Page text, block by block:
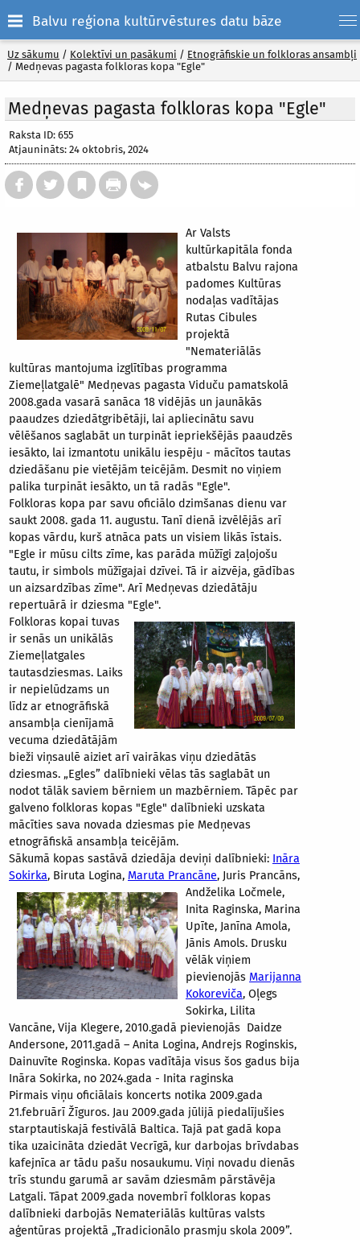
Balvu reģiona kultūrvēstures datu bāze
Uz sākumu / Kolektīvi un pasākumi / Etnogrāfiskie un folkloras ansambļi
/ Medņevas pagasta folkloras kopa "Egle"
Medņevas pagasta folkloras kopa "Egle"
Raksta ID: 655
Atjaunināts: 24 oktobris, 2024
Ar Valsts
kultūrkapitāla fonda
atbalstu Balvu rajona
padomes Kultūras
nodaļas vadītājas
Rutas Cibules
projektā
"Nemateriālās
kultūras mantojuma izglītības programma
Ziemeļlatgalē" Medņevas pagasta Viduču pamatskolā
2008.gada vasarā sanāca 18 vidējās un jaunākās
paaudzes dziedātgribētāji, lai apliecinātu savu
vēlēšanos saglabāt un turpināt iepriekšējās paaudzēs
iesākto, lai izmantotu unikālu iespēju - mācītos tautas
dziedāšanu pie vietējām teicējām. Desmit no viņiem
palika turpināt iesākto, un tā radās "Egle".
Folkloras kopa par savu oficiālo dzimšanas dienu var
saukt 2008. gada 11. augustu. Tanī dienā izvēlējās arī
kopas vārdu, kurš atnāca pats un visiem likās īstais.
"Egle ir mūsu cilts zīme, kas parāda mūžīgi zaļojošu
tautu, ir simbols mūžīgajai dzīvei. Tā ir aizvēja, gādības
un aizsardzības zīme". Arī Medņevas dziedātāju
repertuārā ir dziesma "Egle".
Folkloras kopai tuvas
ir senās un unikālās
Ziemeļlatgales
tautasdziesmas. Laiks
ir nepielūdzams un
līdz ar etnogrāfiskā
ansambļa cienījamā
vecuma dziedātājām
bieži viņsaulē aiziet arī vairākas viņu dziedātās
dziesmas. „Egles” dalībnieki vēlas tās saglabāt un
nodot tālāk saviem bērniem un mazbērniem. Tāpēc par
galveno folkloras kopas "Egle" dalībnieki uzskata
mācīties sava novada dziesmas pie Medņevas
etnogrāfiskā ansambļa teicējām.
Sākumā kopas sastāvā dziedāja deviņi dalībnieki: Ināra
Sokirka, Biruta Logina, Maruta Prancāne, Juris Prancāns,
Andželika Ločmele,
Inita Raginska, Marina
Upīte, Janīna Amola,
Jānis Amols. Drusku
vēlāk viņiem
pievienojās Marijanna
Kokoreviča, Oļegs
Sokirka, Lilita
Vancāne, Vija Klegere, 2010.gadā pievienojās Daidze
Andersone, 2011.gadā – Anita Logina, Andrejs Roginskis,
Dainuvīte Roginska. Kopas vadītāja visus šos gadus bija
Ināra Sokirka, no 2024.gada - Inita raginska
Pirmais viņu oficiālais koncerts notika 2009.gada
21.februārī Žīguros. Jau 2009.gada jūlijā piedalījušies
starptautiskajā festivālā Baltica. Tajā pat gadā kopa
tika uzaicināta dziedāt Vecrīgā, kur darbojas brīvdabas
kafejnīca ar tādu pašu nosaukumu. Viņi novadu dienās
trīs stundu garumā ar savām dziesmām pārstāvēja
Latgali. Tāpat 2009.gada novembrī folkloras kopas
dalībnieki darbojās Nemateriālās kultūras valsts
aģentūras projektā „Tradicionālo prasmju skola 2009”.